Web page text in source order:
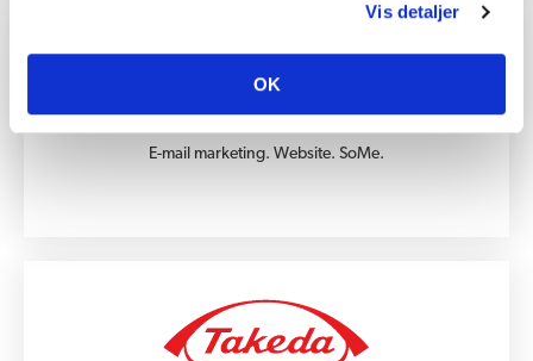
Vis detaljer
OK
E-mail marketing. Website. SoMe.